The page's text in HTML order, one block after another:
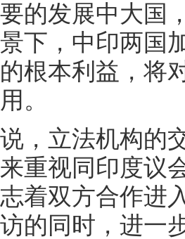
的发展中大国
下，中印两国
根本利益，将
。
立法机构的交
重视同印度议
着双方合作进
的同时，进一